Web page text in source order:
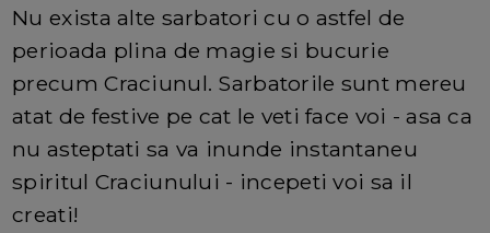
Nu exista alte sarbatori cu o astfel de
perioada plina de magie si bucurie
precum Craciunul. Sarbatorile sunt mereu
atat de festive pe cat le veti face voi - asa ca
nu asteptati sa va inunde instantaneu
spiritul Craciunului - incepeti voi sa il
creati!